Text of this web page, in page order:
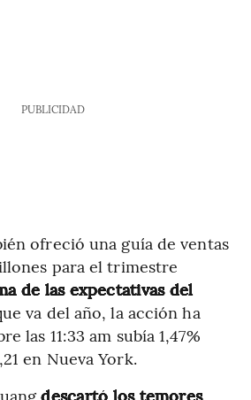
PUBLICIDAD
ofreció una guía de ventas
para el trimestre
de las expectativas del
va del año, la acción ha
las 11:33 am subía 1,47%
en Nueva York.
descartó los temores